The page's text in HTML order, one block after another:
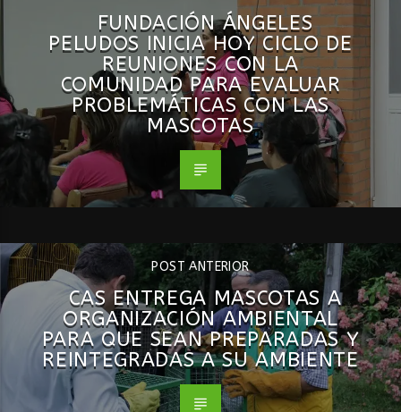
FUNDACIÓN ÁNGELES
PELUDOS INICIA HOY CICLO DE
REUNIONES CON LA
COMUNIDAD PARA EVALUAR
PROBLEMÁTICAS CON LAS
MASCOTAS
POST ANTERIOR
CAS ENTREGA MASCOTAS A
ORGANIZACIÓN AMBIENTAL
PARA QUE SEAN PREPARADAS Y
REINTEGRADAS A SU AMBIENTE